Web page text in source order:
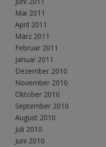
Mai 2011
April 2011
März 2011
Februar 2011
Januar 2011
Dezember 2010
November 2010
Oktober 2010
September 2010
August 2010
Juli 2010
Juni 2010